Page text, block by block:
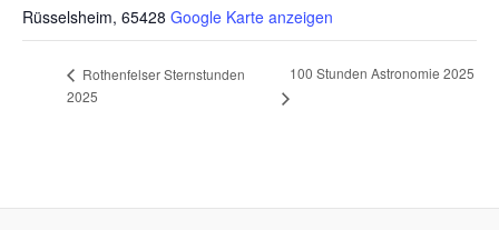
Rüsselsheim, 65428 Google Karte anzeigen
Rothenfelser Sternstunden
2025
100 Stunden Astronomie 2025